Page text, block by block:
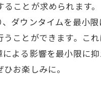
故障対応で業務効率を
迅速対応が生産性に与え
業務フローを見直して対
トラブル時の連携体制を
ことが求められます
ダウンタイムを最小
ことができます。こ
よる影響を最小限に
お楽しみに。